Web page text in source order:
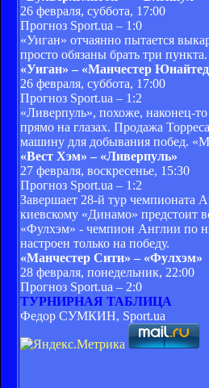
26 февраля, суббота, 17:00
Прогноз Sport.ua – 1:0
«Уиган» отчаянно пытается
просто обязаны брать три
«Уиган» – «Манчестер
26 февраля, суббота, 17:00
Прогноз Sport.ua – 1:2
«Ливерпуль», похоже, наконец-
прямо на глазах. Продажа
машину для добывания побед.
«Вест Хэм» – «Ливерпуль»
27 февраля, воскресенье, 15:30
Прогноз Sport.ua – 1:2
Завершает 28-й тур чемпионата
киевскому «Динамо» предстоит
«Фулхэм» - чемпион Англии по
настроен только на победу.
«Манчестер Сити» – «Фулхэм»
28 февраля, понедельник, 22:00
Прогноз Sport.ua – 2:0
ТУРНИРНАЯ ТАБЛИЦА
Федор СУМКИН, Sport.ua